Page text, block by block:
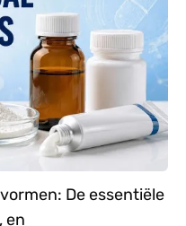
De essentiële
en